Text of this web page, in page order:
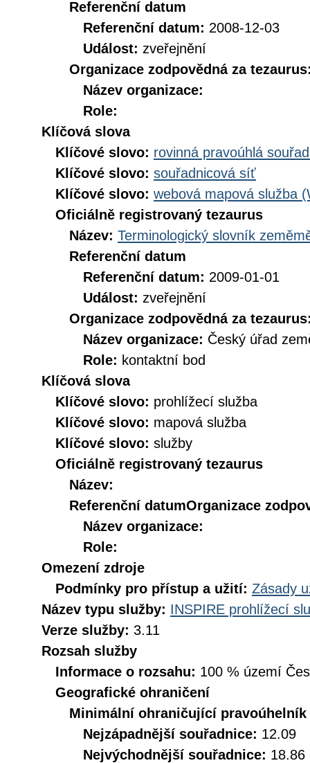
Referenční datum
Referenční datum: 2008-12-03
Událost: zveřejnění
Organizace zodpovědná za
Název organizace:
Role:
Klíčová slova
Klíčové slovo: rovinná pravoúhlá
Klíčové slovo: souřadnicová síť
Klíčové slovo: webová mapová služba
Oficiálně registrovaný tezaurus
Název: Terminologický slovník
Referenční datum
Referenční datum: 2009-01-01
Událost: zveřejnění
Organizace zodpovědná za
Název organizace: Český úřad
Role: kontaktní bod
Klíčová slova
Klíčové slovo: prohlížecí služba
Klíčové slovo: mapová služba
Klíčové slovo: služby
Oficiálně registrovaný tezaurus
Název:
Referenční datumOrganizace
Název organizace:
Role:
Omezení zdroje
Podmínky pro přístup a užití: Zásady
Název typu služby: INSPIRE prohlížecí
Verze služby: 3.11
Rozsah služby
Informace o rozsahu: 100 % území
Geografické ohraničení
Minimální ohraničující pravoúhelník
Nejzápadnější souřadnice: 12.09
Nejvýchodnější souřadnice: 18.86